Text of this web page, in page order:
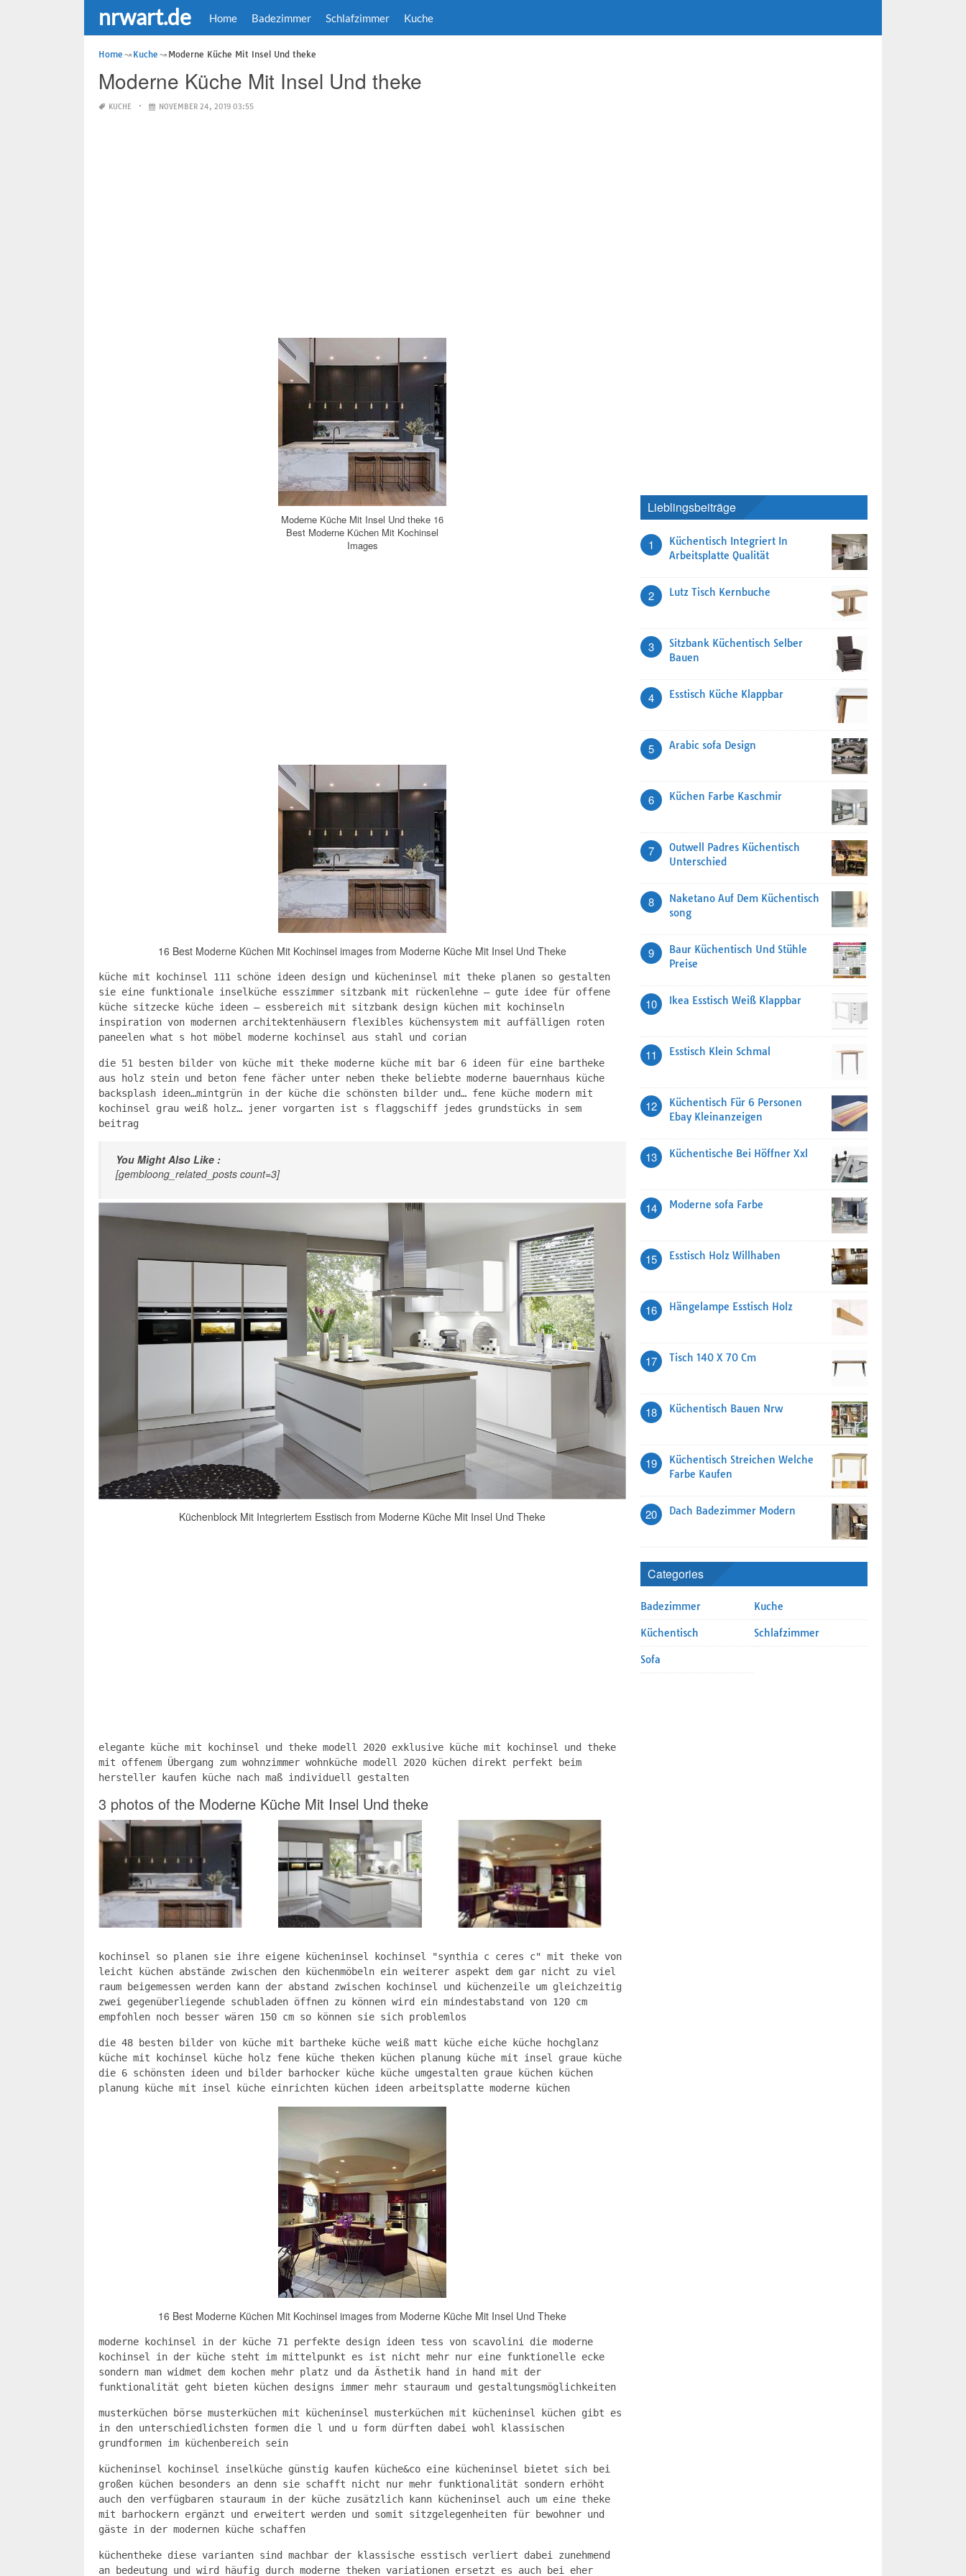
nrwart.de Home Badezimmer Schlafzimmer Kuche
Home Kuche Moderne Küche Mit Insel Und theke
Moderne Küche Mit Insel Und theke
KUCHE NOVEMBER 24, 2019 03:55
Moderne Küche Mit Insel Und theke 16
Best Moderne Küchen Mit Kochinsel
Images
16 Best Moderne Küchen Mit Kochinsel images from Moderne Küche Mit Insel Und Theke
küche mit kochinsel 111 schöne ideen design und kücheninsel mit theke planen so gestalten
sie eine funktionale inselküche esszimmer sitzbank mit rückenlehne – gute idee für offene
küche sitzecke küche ideen – essbereich mit sitzbank design küchen mit kochinseln
inspiration von modernen architektenhäusern flexibles küchensystem mit auffälligen roten
paneelen what s hot möbel moderne kochinsel aus stahl und corian
die 51 besten bilder von küche mit theke moderne küche mit bar 6 ideen für eine bartheke
aus holz stein und beton fene fächer unter neben theke beliebte moderne bauernhaus küche
backsplash ideen…mintgrün in der küche die schönsten bilder und… fene küche modern mit
kochinsel grau weiß holz… jener vorgarten ist s flaggschiff jedes grundstücks in sem
beitrag
You Might Also Like :
[gembloong_related_posts count=3]
Küchenblock Mit Integriertem Esstisch from Moderne Küche Mit Insel Und Theke
elegante küche mit kochinsel und theke modell 2020 exklusive küche mit kochinsel und theke
mit offenem Übergang zum wohnzimmer wohnküche modell 2020 küchen direkt perfekt beim
hersteller kaufen küche nach maß individuell gestalten
3 photos of the Moderne Küche Mit Insel Und theke
kochinsel so planen sie ihre eigene kücheninsel kochinsel "synthia c ceres c" mit theke von
leicht küchen abstände zwischen den küchenmöbeln ein weiterer aspekt dem gar nicht zu viel
raum beigemessen werden kann der abstand zwischen kochinsel und küchenzeile um gleichzeitig
zwei gegenüberliegende schubladen öffnen zu können wird ein mindestabstand von 120 cm
empfohlen noch besser wären 150 cm so können sie sich problemlos
die 48 besten bilder von küche mit bartheke küche weiß matt küche eiche küche hochglanz
küche mit kochinsel küche holz fene küche theken küchen planung küche mit insel graue küche
die 6 schönsten ideen und bilder barhocker küche küche umgestalten graue küchen küchen
planung küche mit insel küche einrichten küchen ideen arbeitsplatte moderne küchen
16 Best Moderne Küchen Mit Kochinsel images from Moderne Küche Mit Insel Und Theke
moderne kochinsel in der küche 71 perfekte design ideen tess von scavolini die moderne
kochinsel in der küche steht im mittelpunkt es ist nicht mehr nur eine funktionelle ecke
sondern man widmet dem kochen mehr platz und da Ästhetik hand in hand mit der
funktionalität geht bieten küchen designs immer mehr stauraum und gestaltungsmöglichkeiten
musterküchen börse musterküchen mit kücheninsel musterküchen mit kücheninsel küchen gibt es
in den unterschiedlichsten formen die l und u form dürften dabei wohl klassischen
grundformen im küchenbereich sein
kücheninsel kochinsel inselküche günstig kaufen küche&co eine kücheninsel bietet sich bei
großen küchen besonders an denn sie schafft nicht nur mehr funktionalität sondern erhöht
auch den verfügbaren stauraum in der küche zusätzlich kann kücheninsel auch um eine theke
mit barhockern ergänzt und erweitert werden und somit sitzgelegenheiten für bewohner und
gäste in der modernen küche schaffen
küchentheke diese varianten sind machbar der klassische esstisch verliert dabei zunehmend
an bedeutung und wird häufig durch moderne theken variationen ersetzt es auch bei eher
Lieblingsbeiträge
1
Küchentisch Integriert In
Arbeitsplatte Qualität
2 Lutz Tisch Kernbuche
3
Sitzbank Küchentisch Selber
Bauen
4 Esstisch Küche Klappbar
5 Arabic sofa Design
6 Küchen Farbe Kaschmir
7
Outwell Padres Küchentisch
Unterschied
8
Naketano Auf Dem Küchentisch
song
9
Baur Küchentisch Und Stühle
Preise
10 Ikea Esstisch Weiß Klappbar
11 Esstisch Klein Schmal
12
Küchentisch Für 6 Personen
Ebay Kleinanzeigen
13 Küchentische Bei Höffner Xxl
14 Moderne sofa Farbe
15 Esstisch Holz Willhaben
16 Hängelampe Esstisch Holz
17 Tisch 140 X 70 Cm
18 Küchentisch Bauen Nrw
19
Küchentisch Streichen Welche
Farbe Kaufen
20 Dach Badezimmer Modern
Categories
Badezimmer Kuche
Küchentisch Schlafzimmer
Sofa